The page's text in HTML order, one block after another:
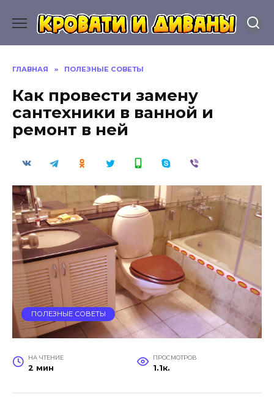
содержанию
ГЛАВНАЯ » ПОЛЕЗНЫЕ СОВЕТЫ
Как провести замену
сантехники в ванной и
ремонт в ней
ПОЛЕЗНЫЕ СОВЕТЫ
НА ЧТЕНИЕ
2 мин
ПРОСМОТРОВ
1.1к.